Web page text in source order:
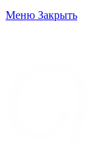
Меню Закрыть